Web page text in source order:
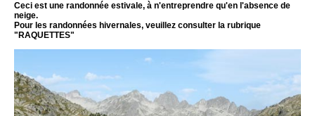
Ceci est une randonnée estivale, à n'entreprendre qu'en l'absence de
neige.
Pour les randonnées hivernales, veuillez consulter la rubrique
"RAQUETTES"